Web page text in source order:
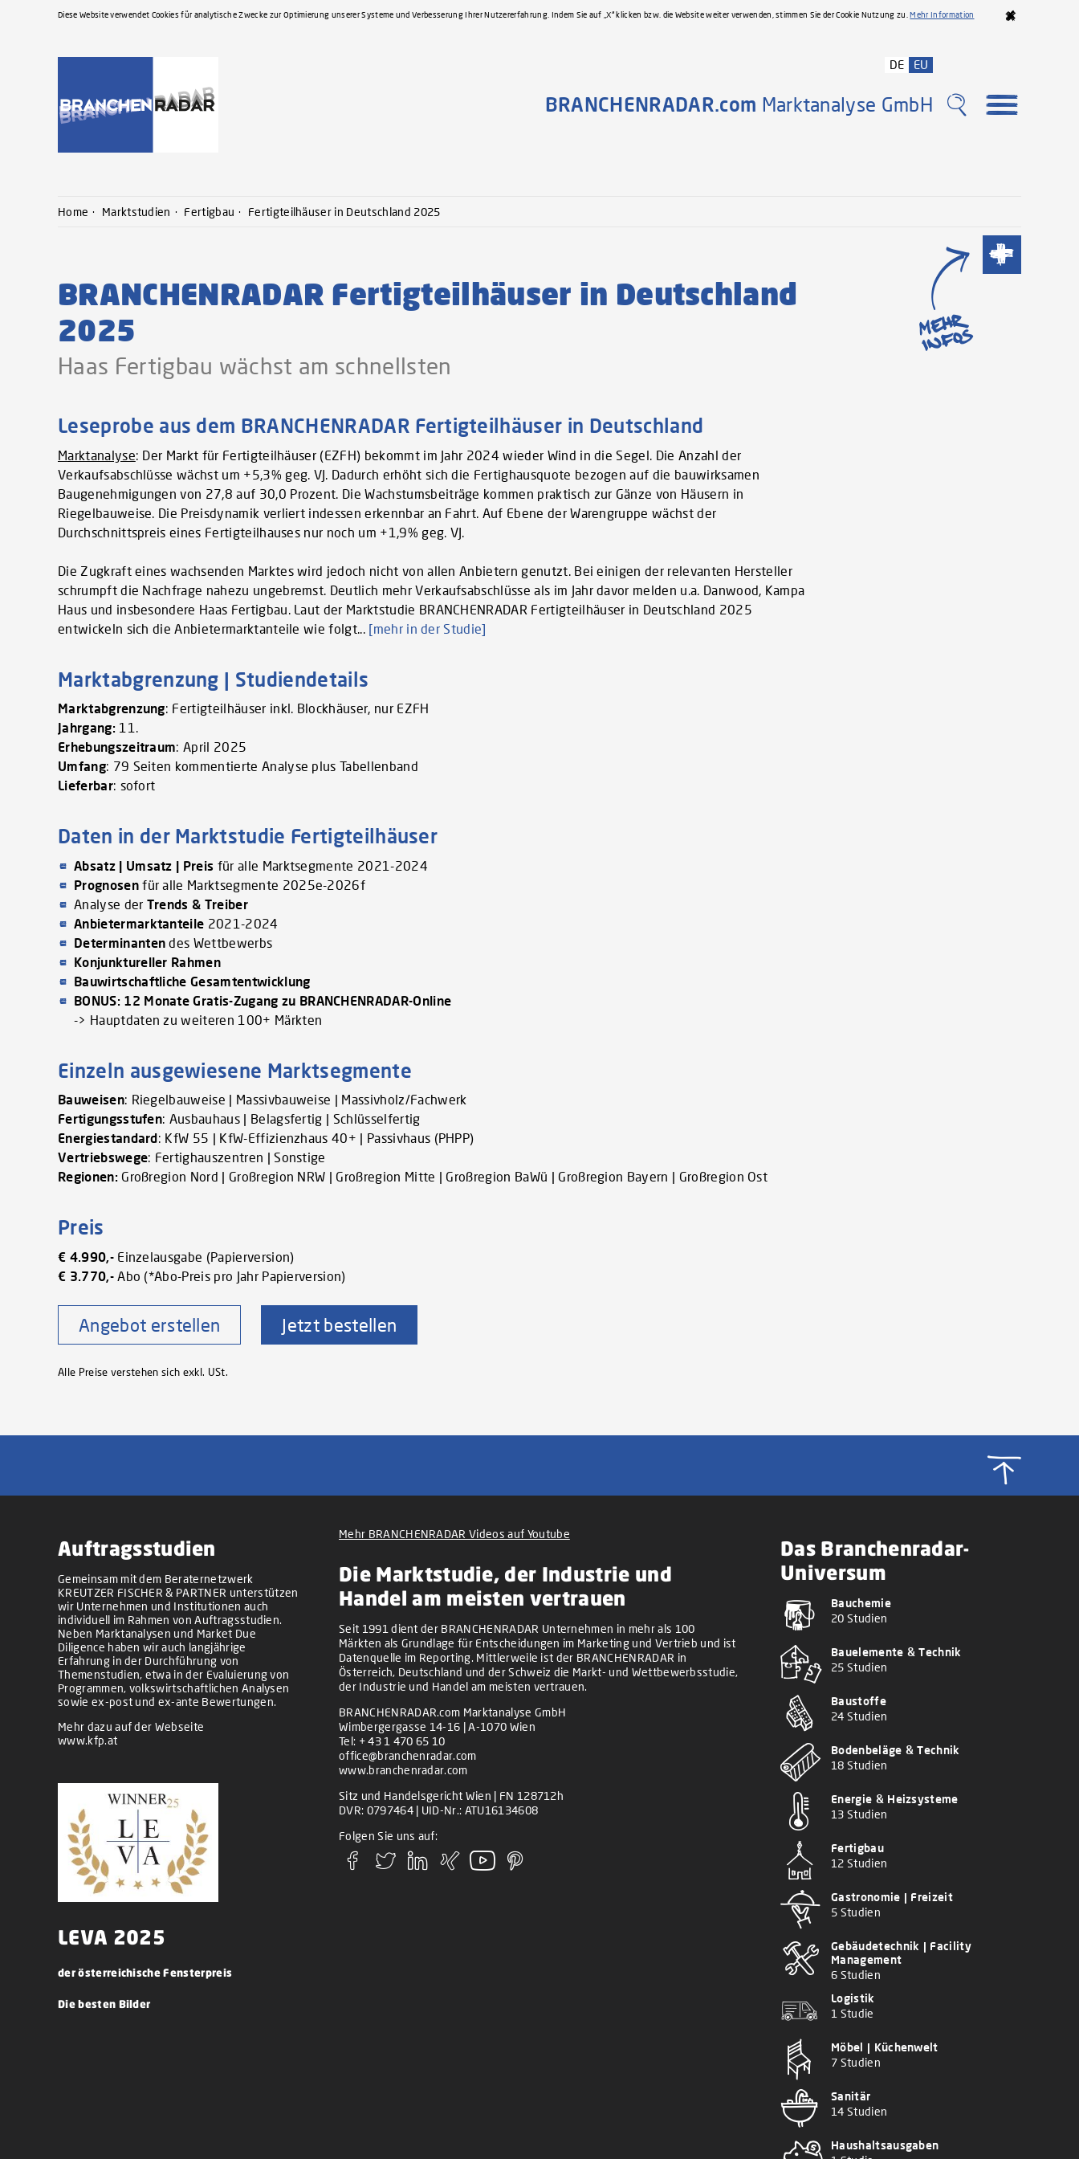
Diese Website verwendet Cookies für analytische Zwecke zur Optimierung unserer Systeme und Verbesserung Ihrer Nutzererfahrung. Indem Sie auf „X“ klicken bzw. die Website weiter verwenden, stimmen Sie der Cookie Nutzung zu.Mehr Information
BRANCHENRADAR.com Marktanalyse GmbH
DE EU
Home Marktstudien Fertigbau Fertigteilhäuser in Deutschland 2025
BRANCHENRADAR Fertigteilhäuser in Deutschland
2025
Haas Fertigbau wächst am schnellsten
Leseprobe aus dem BRANCHENRADAR Fertigteilhäuser in Deutschland
Marktanalyse: Der Markt für Fertigteilhäuser (EZFH) bekommt im Jahr 2024 wieder Wind in die Segel. Die Anzahl der
Verkaufsabschlüsse wächst um +5,3% geg. VJ. Dadurch erhöht sich die Fertighausquote bezogen auf die bauwirksamen
Baugenehmigungen von 27,8 auf 30,0 Prozent. Die Wachstumsbeiträge kommen praktisch zur Gänze von Häusern in
Riegelbauweise. Die Preisdynamik verliert indessen erkennbar an Fahrt. Auf Ebene der Warengruppe wächst der
Durchschnittspreis eines Fertigteilhauses nur noch um +1,9% geg. VJ.
Die Zugkraft eines wachsenden Marktes wird jedoch nicht von allen Anbietern genutzt. Bei einigen der relevanten Hersteller
schrumpft die Nachfrage nahezu ungebremst. Deutlich mehr Verkaufsabschlüsse als im Jahr davor melden u.a. Danwood, Kampa
Haus und insbesondere Haas Fertigbau. Laut der Marktstudie BRANCHENRADAR Fertigteilhäuser in Deutschland 2025
entwickeln sich die Anbietermarktanteile wie folgt... [mehr in der Studie]
Marktabgrenzung | Studiendetails
Marktabgrenzung: Fertigteilhäuser inkl. Blockhäuser, nur EZFH
Jahrgang:11.
Erhebungszeitraum: April 2025
Umfang: 79 Seiten kommentierte Analyse plus Tabellenband
Lieferbar: sofort
Daten in der Marktstudie Fertigteilhäuser
Absatz | Umsatz | Preis für alle Marktsegmente 2021-2024
Prognosenfür alle Marktsegmente 2025e-2026f
Analyse der Trends & Treiber
Anbietermarktanteile 2021-2024
Determinantendes Wettbewerbs
Konjunktureller Rahmen
Bauwirtschaftliche Gesamtentwicklung
BONUS: 12 Monate Gratis-Zugang zu BRANCHENRADAR-Online
-> Hauptdaten zu weiteren 100+ Märkten
Einzeln ausgewiesene Marktsegmente
Bauweisen: Riegelbauweise | Massivbauweise | Massivholz/Fachwerk
Fertigungsstufen: Ausbauhaus | Belagsfertig | Schlüsselfertig
Energiestandard: KfW 55 | KfW-Effizienzhaus 40+ | Passivhaus (PHPP)
Vertriebswege: Fertighauszentren | Sonstige
Regionen:Großregion Nord | Großregion NRW | Großregion Mitte | Großregion BaWü | Großregion Bayern | Großregion Ost
Preis
€ 4.990,-Einzelausgabe (Papierversion)
€ 3.770,-Abo (*Abo-Preis pro Jahr Papierversion)
Angebot erstellen Jetzt bestellen
Alle Preise verstehen sich exkl. USt.
Auftragsstudien
Gemeinsam mit dem Beraternetzwerk
KREUTZER FISCHER & PARTNER unterstützen
wir Unternehmen und Institutionen auch
individuell im Rahmen von Auftragsstudien.
Neben Marktanalysen und Market Due
Diligence haben wir auch langjährige
Erfahrung in der Durchführung von
Themenstudien, etwa in der Evaluierung von
Programmen, volkswirtschaftlichen Analysen
sowie ex-post und ex-ante Bewertungen.
Mehr dazu auf der Webseite
www.kfp.at
LEVA 2025
der österreichische Fensterpreis
Die besten Bilder
Mehr BRANCHENRADAR Videos auf Youtube
Die Marktstudie, der Industrie und
Handel am meisten vertrauen
Seit 1991 dient der BRANCHENRADAR Unternehmen in mehr als 100
Märkten als Grundlage für Entscheidungen im Marketing und Vertrieb und ist
Datenquelle im Reporting. Mittlerweile ist der BRANCHENRADAR in
Österreich, Deutschland und der Schweiz die Markt- und Wettbewerbsstudie,
der Industrie und Handel am meisten vertrauen.
BRANCHENRADAR.com Marktanalyse GmbH
Wimbergergasse 14-16 | A-1070 Wien
Tel: + 43 1 470 65 10
office@branchenradar.com
www.branchenradar.com
Sitz und Handelsgericht Wien | FN 128712h
DVR: 0797464 | UID-Nr.: ATU16134608
Folgen Sie uns auf:
Das Branchenradar-
Universum
Bauchemie
20 Studien
Bauelemente & Technik
25 Studien
Baustoffe
24 Studien
Bodenbeläge & Technik
18 Studien
Energie & Heizsysteme
13 Studien
Fertigbau
12 Studien
Gastronomie | Freizeit
5 Studien
Gebäudetechnik | Facility
Management
6 Studien
Logistik
1 Studie
Möbel | Küchenwelt
7 Studien
Sanitär
14 Studien
Haushaltsausgaben